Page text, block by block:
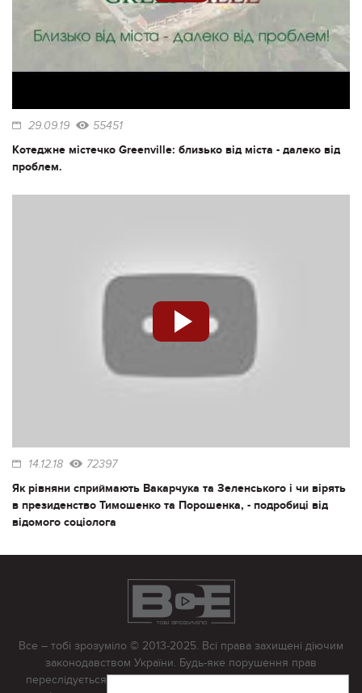
29.09.19 55451
Котеджне містечко Greenville: близько від міста - далеко від
проблем.
14.12.18 72397
Як рівняни сприймають Вакарчука та Зеленського і чи вірять
в президенство Тимошенко та Порошенка, - подробиці від
відомого соціолога
Все – тобі зрозуміло © 2013-2025. Всі права захищені діючим
законодавством України. Будь-яке порушення прав
переслідується в судовому порядку. Будь-яке відтворення